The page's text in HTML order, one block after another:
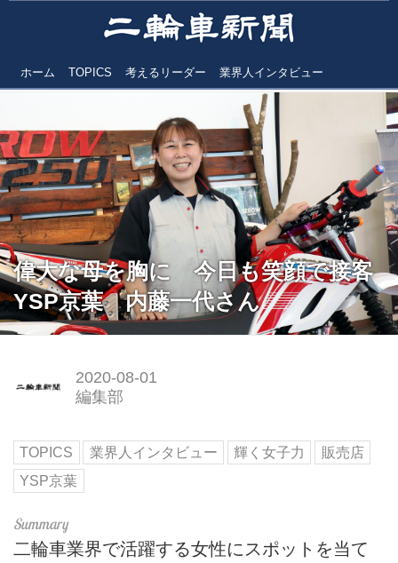
ホーム TOPICS 考えるリーダー 業界人インタビュー
偉大な母を胸に 今日も笑顔で接客
YSP京葉 内藤一代さん
2020-08-01
編集部
TOPICS 業界人インタビュー 輝く女子力
販売店
YSP京葉
二輪車業界で活躍する女性にスポットを当て